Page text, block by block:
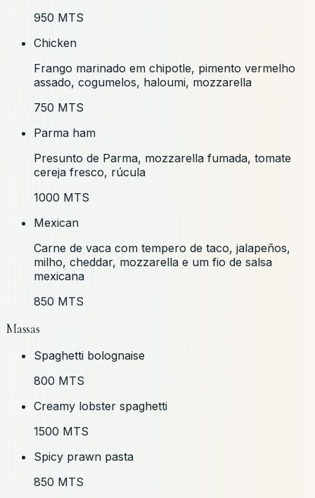
950 MTS
Chicken
Frango marinado em chipotle, pimento vermelho
assado, cogumelos, haloumi, mozzarella
750 MTS
Parma ham
Presunto de Parma, mozzarella fumada, tomate
cereja fresco, rúcula
1000 MTS
Mexican
Carne de vaca com tempero de taco, jalapeños,
milho, cheddar, mozzarella e um fio de salsa
mexicana
850 MTS
Massas
Spaghetti bolognaise
800 MTS
Creamy lobster spaghetti
1500 MTS
Spicy prawn pasta
850 MTS